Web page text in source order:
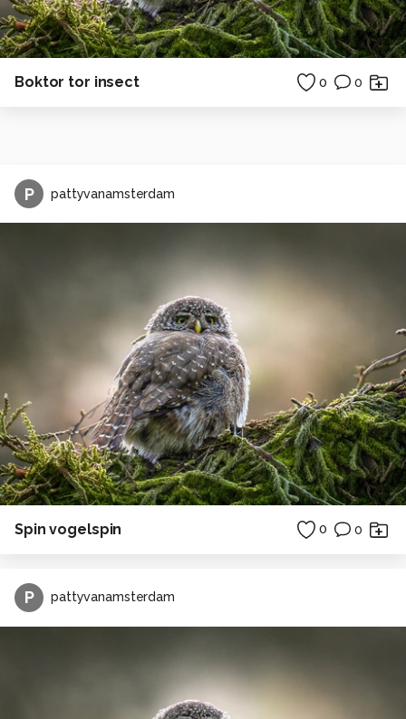
Boktor tor insect 0 0
P pattyvanamsterdam
Spin vogelspin 0 0
P pattyvanamsterdam